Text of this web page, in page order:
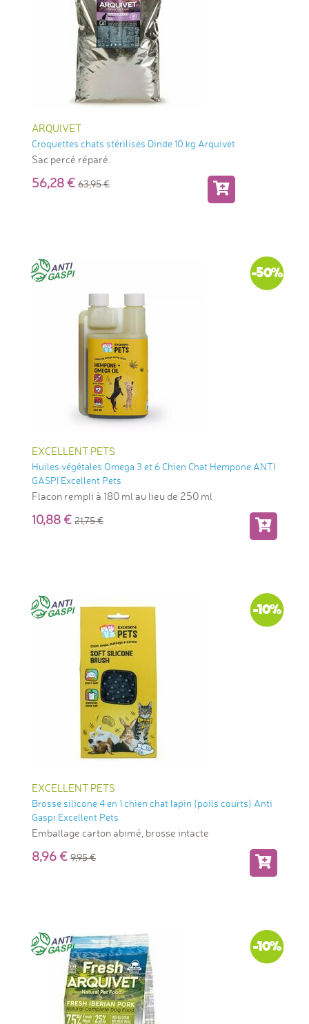
ARQUIVET
Croquettes chats stérilisés Dinde 10 kg Arquivet
Sac percé réparé.
56,28 63,95
-50%
EXCELLENT PETS
Huiles végétales Omega 3 et 6 Chien Chat Hempone ANTI
GASPI Excellent Pets
Flacon rempli à 180 ml au lieu de 250 ml
10,88 21,75
-10%
EXCELLENT PETS
Brosse silicone 4 en 1 chien chat lapin (poils courts) Anti
Gaspi Excellent Pets
Emballage carton abimé, brosse intacte
8,96 9,95
-10%